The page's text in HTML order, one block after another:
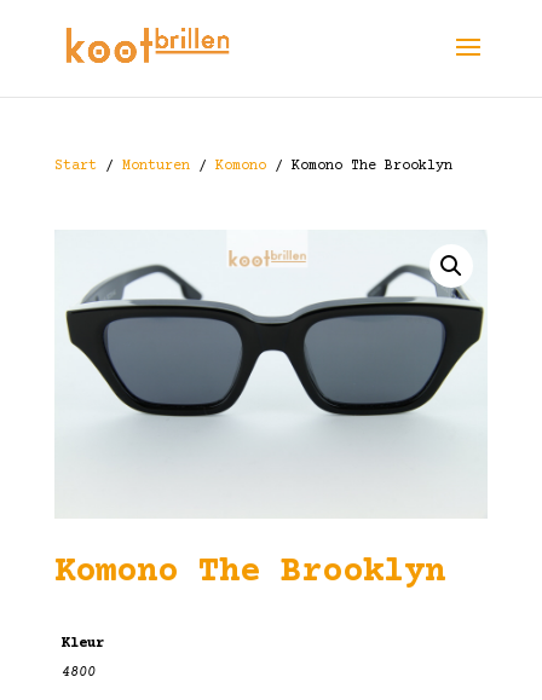
Start/ Monturen/ Komono/ Komono The Brooklyn
Komono The Brooklyn
Kleur
4800